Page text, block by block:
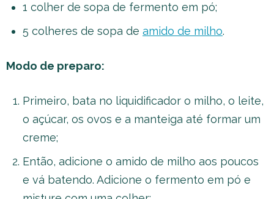
1 colher de sopa de fermento em pó;
5 colheres de sopa de amido de milho.
Modo de preparo:
Primeiro, bata no liquidificador o milho, o leite,
o açúcar, os ovos e a manteiga até formar um
creme;
Então, adicione o amido de milho aos poucos
e vá batendo. Adicione o fermento em pó e